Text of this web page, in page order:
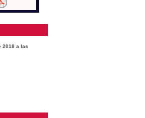
2018 a las